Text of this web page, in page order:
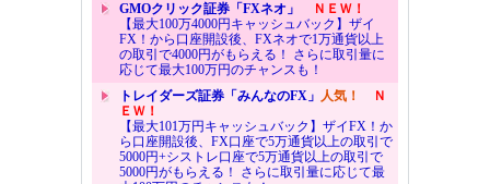
GMOクリック証券「FXネオ」
ＮＥＷ！
【最大100万4000円キャッシュバック】ザイ
FX！から口座開設後、FXネオで1万通貨以上
の取引で4000円がもらえる！ さらに取引量に
応じて最大100万円のチャンスも！
トレイダーズ証券「みんなのFX」 人気！
Ｎ
ＥＷ！
【最大101万円キャッシュバック】ザイFX！か
ら口座開設後、FX口座で5万通貨以上の取引で
5000円+シストレ口座で5万通貨以上の取引で
5000円がもらえる！ さらに取引量に応じて最